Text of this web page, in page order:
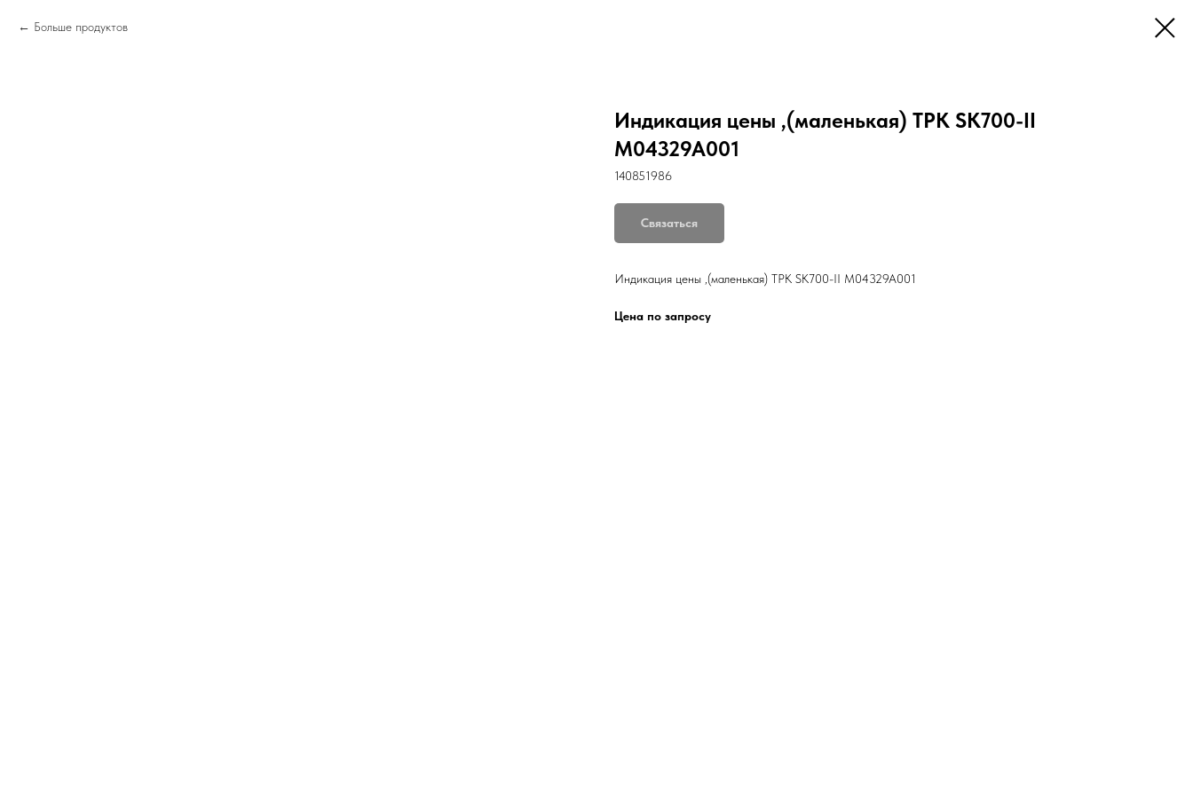
Больше продуктов
Индикация цены ,(маленькая) ТРК SK700-II
M04329A001
140851986
Связаться
Индикация цены ,(маленькая) ТРК SK700-II M04329A001
Цена по запросу